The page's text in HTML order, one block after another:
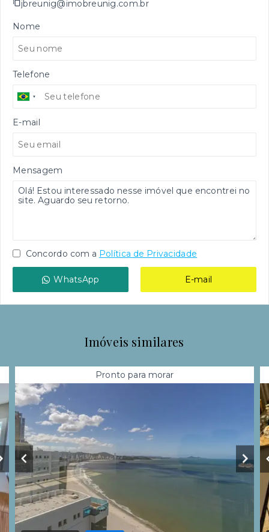
jbreunig@imobreunig.com.br
Nome
Telefone
E-mail
Mensagem
Concordo com a Política de Privacidade
WhatsApp E-mail
Imóveis similares
Pronto para morar